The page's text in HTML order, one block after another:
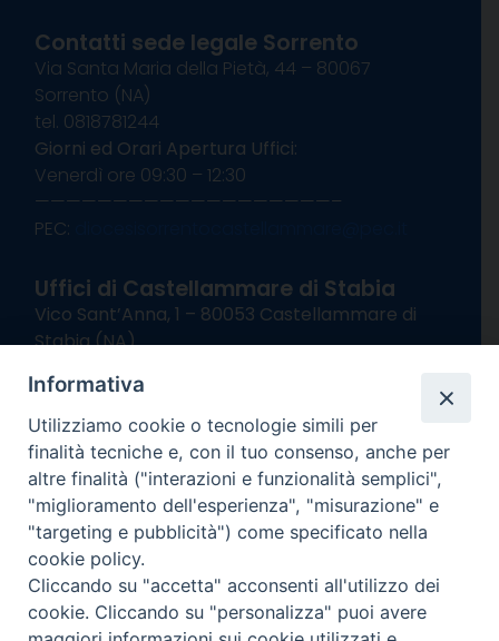
Contatti sede legale Sorrento
Via Santa Maria della Pietà, 44 – 80067
Sorrento (NA)
tel. 0818781244
Giorni ed Orari Apertura Uffici:
Venerdì ore 09:30 – 12:30
———————————————————–
PEC:
Uffici di Castellammare di Stabia
Vico Sant’Anna, 1 – 80053 Castellammare di
Stabia (NA)
Giorni ed Orari Apertura Uffici:
Lunedì e Mercoledì ore 09:00 – 13:00
Uffici Matrimoni:
Lunedì e Mercoledì ore 09:30 – 12:30
seguici su
Channel
Informativa Privacy
Informativa
Utilizziamo cookie o tecnologie simili per
finalità tecniche e, con il tuo consenso, anche per
altre finalità ("interazioni e funzionalità semplici",
"miglioramento dell'esperienza", "misurazione" e
"targeting e pubblicità") come specificato nella
cookie policy.
Cliccando su "accetta" acconsenti all'utilizzo dei
cookie. Cliccando su "personalizza" puoi avere